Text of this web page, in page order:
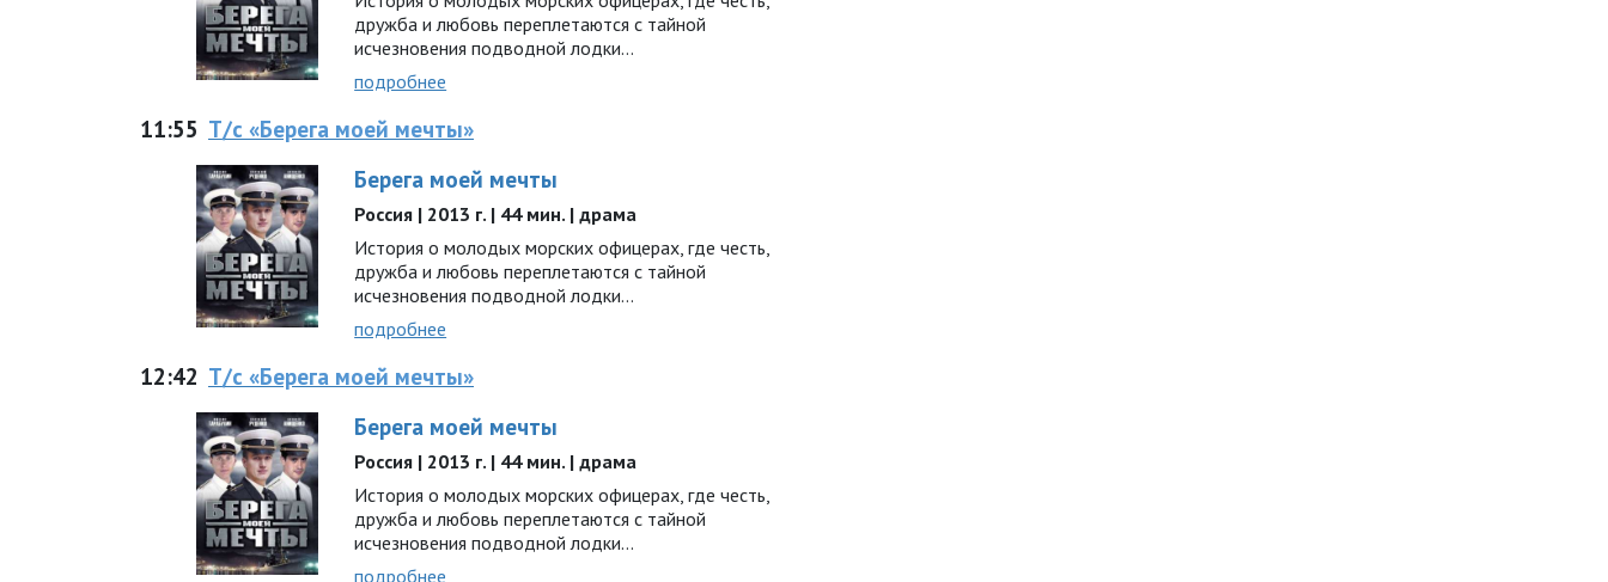
дружба и любовь переплетаются с тайной
исчезновения подводной лодки…
подробнее
11:55 Т/с «Берега моей мечты»
Берега моей мечты
Россия | 2013 г. | 44 мин. | драма
История о молодых морских офицерах, где честь,
дружба и любовь переплетаются с тайной
исчезновения подводной лодки…
подробнее
12:42 Т/с «Берега моей мечты»
Берега моей мечты
Россия | 2013 г. | 44 мин. | драма
История о молодых морских офицерах, где честь,
дружба и любовь переплетаются с тайной
исчезновения подводной лодки…
подробнее